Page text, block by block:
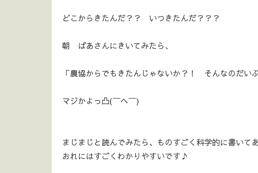
どこからきたんだ？？ いつきたんだ？？？
朝 ばあさんにきいてみたら、
「農協からでもきたんじゃないか？！ そんなのだい
マジかよっ凸(￣ヘ￣)
まじまじと読んでみたら、ものすごく科学的に書いて
おれにはすごくわかりやすいです♪